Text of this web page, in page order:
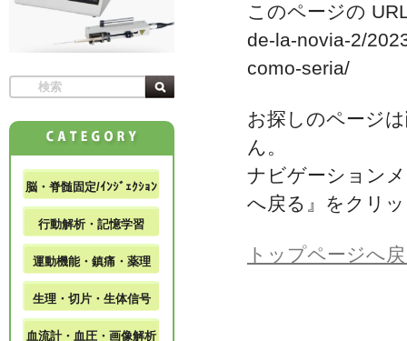
このページの
de-la-novia-2/
como-seria/
お探しのページ
ん。
ナビゲーション
へ戻る』をクリ
トップページへ
脳・脊髄固定/ｲﾝｼﾞｪｸｼｮﾝ
行動解析・記憶学習
運動機能・鎮痛・薬理
生理・切片・生体信号
血流計・血圧・画像解析